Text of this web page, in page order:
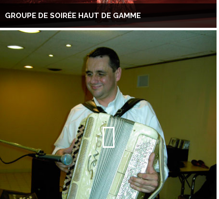
GROUPE DE SOIRÉE HAUT DE GAMME